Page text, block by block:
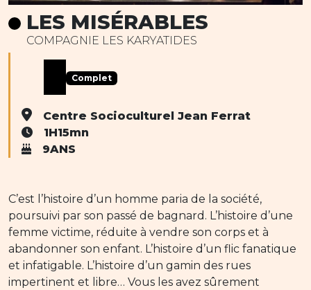
LES MISÉRABLES
COMPAGNIE LES KARYATIDES
Complet
Centre Socioculturel Jean Ferrat
1H15mn
9ANS
C’est l’histoire d’un homme paria de la société,
poursuivi par son passé de bagnard. L’histoire d’une
femme victime, réduite à vendre son corps et à
abandonner son enfant. L’histoire d’un flic fanatique
et infatigable. L’histoire d’un gamin des rues
impertinent et libre… Vous les avez sûrement